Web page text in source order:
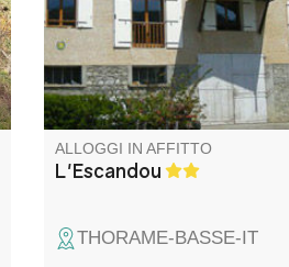
I proprietari contadini non sono
lontani da voi se avete bisogno
di loro!
ALLOGGI IN AFFITTO
L'Escandou
THORAME-BASSE-IT